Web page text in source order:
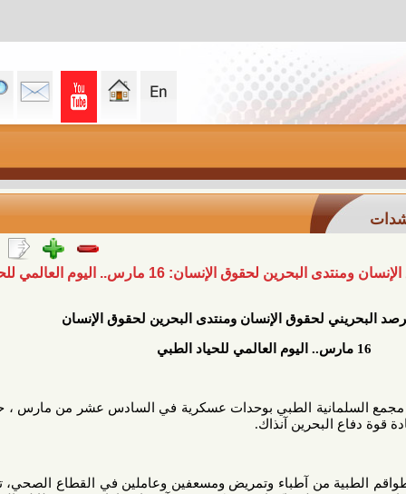
16 مارس.. اليوم العالمي للحياد الطبي
لحقوق الإنسان ومنتدى البحرين لحقوق الإنسان
الطبي بوحدات عسكرية في السادس عشر من مارس ، حيث أصبح
آنذاك.
من آطباء وتمريض ومسعفين وعاملين في القطاع الصحي، تمثلت في